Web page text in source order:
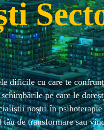
dificile cu care te
pe care le
tău de transformare sau